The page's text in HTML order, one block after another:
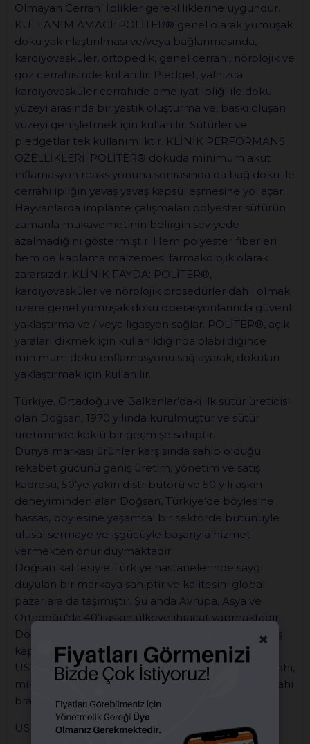
Olmayan Cerrahi İplikler gerekliliklerine uygundur.
KULLANIM AMACI: POLİTER® genel olarak yumuşak
doku yakınlaştırılması ve/veya bağlanmasında,
kardiyovasküler, ortopedik, genel cerrahi, nörolojik ve
göz cerrahisinde kullanılır. Pledget, yalnızca
kardiyovasküler cerrahide ameliyat ipliği ile doku
yüzeyi arasında bir yastık oluşturma ve, baskı oluşan
yüzeyi genişletmek için kullanılır. Sütürler ve
pledgetlar tek kullanımlıktır. KLİNİK PERFORMANS
ÖZELLİKLERİ: POLİTER® dokuda minimum akut
inflamasyon reaksiyonuna sonrasında da bağ doku ile
cerrahi ipliğin yavaş yavaş kapsülleşmesine yol açar.
Hayvanlarda implante çalışmaları polyester sütürün
zamanla mukavemetinin belirgin seviyede
azalmadığını göstermiştir. Hem polyester fiberleri
hem de kaplama malzemesi farmakolojik olarak
zararsızdır. KLİNİK FAYDA: POLİTER®,
kardiyovasküler ve nörolojik prosedürler dahil olmak
üzere genel yumuşak doku operasyonlarında güvenli
yaklaştırma ve / veya ligasyon sağlar. POLİTER®, açık
yaraları dikmek için kullanıldığında olabildiğince
minimum doku enflamasyonu sağlayarak, dokuları
yaklaştırmak için kullanılır.
Türkiye, Ortadoğu ve Balkanlar’daki ilk sütür üreticisi
olan Doğsan, 1970 yılında kurulmuştur ve sütür
üretiminde köklü bir geçmişe sahiptir.
Dünya markası ürünler karşısında sahip olduğu
rekabet gücünü geniş üretim, yönetim ve satış
kadrosu, 50’ye yakın distribütörü ve 50 yılı aşkın
deneyiminden alan Doğsan, Türkiye’de böylesine
hassas, böylesine yaşamsal bir sektörde bütünüyle
ulusal sermaye ve işgücüyle başarıyla hizmet
vermekten onur duymaktadır.
Doğsan kalitesiyle Türkiye hastanelerinde saygı
duyulan bir markaya sahiptir ve kalitesini global
pazarlara da taşımıştır. Şu anda Avrupa, Asya ve
Ortadoğu’da 40’i aşkın ülkeye ihracat yapmaktadır.
Doğsan; emilebilir ve emilmeyen sütürleri ile geniş
kapsamlı ürün yelpazesine sahiptir. USP 12/0’dan
USP 5 aralığındaki sütürler ile kardiyovasküler cerrahi,
mikrocerrahi ve göz cerrahisini de içeren tüm cerrahi
branşların ihtiyaçlarını karşılamaktadır.
USP (3/0,4/0 ...) 3/0
×